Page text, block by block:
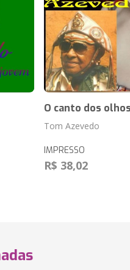
O canto dos
Tom Azevedo
IMPRESSO
R$ 38,02